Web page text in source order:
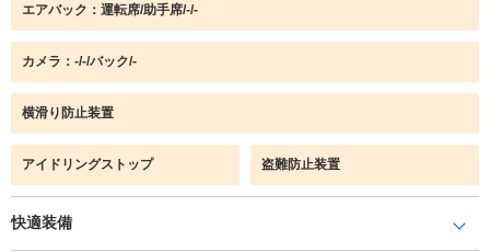
エアバック：運転席/助手席/-/-
カメラ：-/-/バック/-
横滑り防止装置
アイドリングストップ 盗難防止装置
快適装備